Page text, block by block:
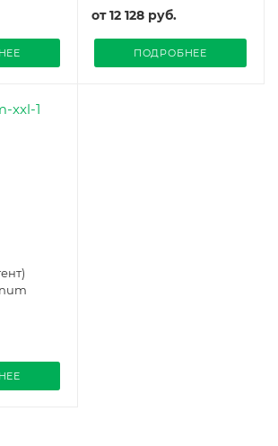
от12 128 руб.
ПОДРОБНЕЕ